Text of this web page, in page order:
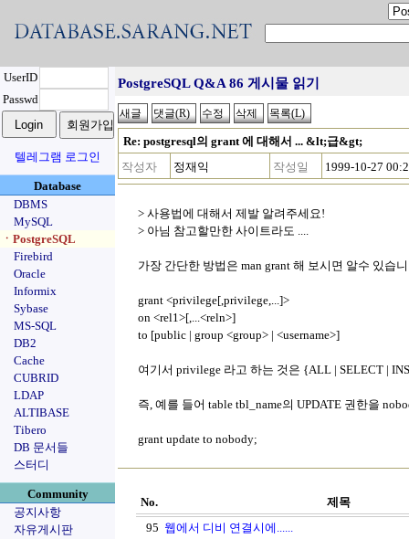
UserID
Passwd
텔레그램 로그인
Database
DBMS
MySQL
ㆍPostgreSQL
Firebird
Oracle
Informix
Sybase
MS-SQL
DB2
Cache
CUBRID
LDAP
ALTIBASE
Tibero
DB 문서들
스터디
Community
공지사항
자유게시판
PostgreSQL Q&A 86 게시물 읽기
Re: postgresql의 grant 에 대해서 ... &lt;급&gt;
작성자
정재익 작성일 1999-10-27
> 사용법에 대해서 제발 알려주세요!
> 아님 참고할만한 사이트라도 ....
가장 간단한 방법은 man grant 해 보시면 알수 있습니
grant <privilege[,privilege,...]>
on <rel1>[,...<reln>]
to [public | group <group> | <username>]
여기서 privilege 라고 하는 것은 {ALL | SELECT |
즉, 예를 들어 table tbl_name의 UPDATE 권한을
grant update to nobody;
No.
제목
95 웹에서 디비 연결시에......